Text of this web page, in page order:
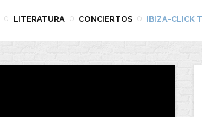
LITERATURA CONCIERTOS IBIZA-CLICK